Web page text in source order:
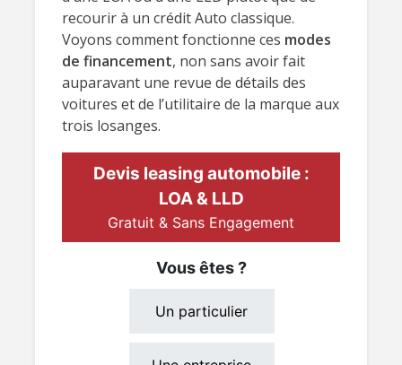
recourir à un crédit Auto classique.
Voyons comment fonctionne ces modes
de financement, non sans avoir fait
auparavant une revue de détails des
voitures et de l’utilitaire de la marque aux
trois losanges.